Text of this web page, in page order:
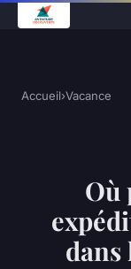
Accueil›Vacance
Où
dans